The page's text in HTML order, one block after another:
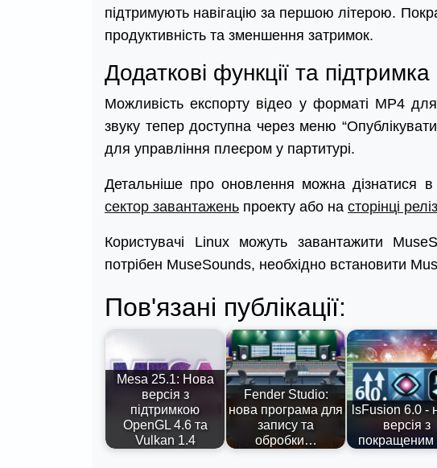
підтримують навігацію за першою літерою.
продуктивність та зменшення затримок.
Додаткові функції та
Можливість експорту відео у форматі MP4
звуку тепер доступна через меню
для управління плеєром у партитурі.
Детальніше про оновлення можна дізнатися в
сектор завантажень проекту або на сторінці
Користувачі Linux можуть завантажити
потрібен MuseSounds, необхідно встановити
Пов'язані публікації:
Mesa 25.1: Нова
версія з
підтримкою
OpenGL 4.6 та
Vulkan 1.4
Fender Studio:
нова програма для
запису та
обробки…
lsFusion 6.0 -
версія з
покращеним